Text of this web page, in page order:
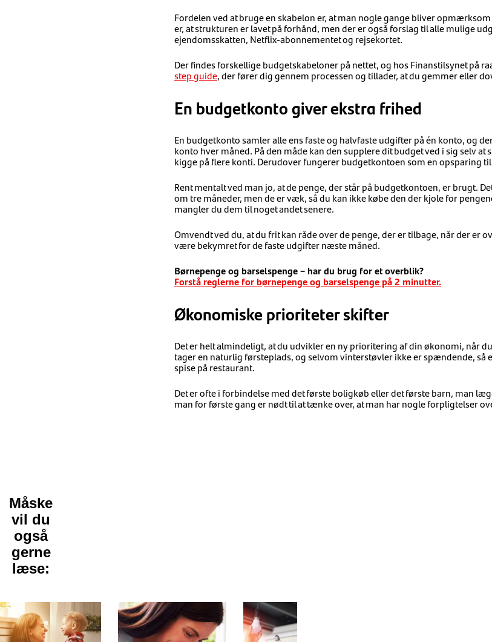
Fordelen ved at bruge en skabelon er, at man nogle gange bliver
er, at strukturen er lavet på forhånd, men der er også forslag til alle mulige
ejendomsskatten, Netflix-abonnementet og rejsekortet.
Der findes forskellige budgetskabeloner på nettet, og hos Finanstilsynet på
step guide, der fører dig gennem processen og tillader, at du gemmer eller
En budgetkonto giver ekstra frihed
En budgetkonto samler alle ens faste og halvfaste udgifter på én konto, og
konto hver måned. På den måde kan den supplere dit budget ved i sig selv at
kigge på flere konti. Derudover fungerer budgetkontoen som en opsparing
Rent mentalt ved man jo, at de penge, der står på budgetkontoen, er brugt.
om tre måneder, men de er væk, så du kan ikke købe den der kjole for
mangler du dem til noget andet senere.
Omvendt ved du, at du frit kan råde over de penge, der er tilbage, når der er
være bekymret for de faste udgifter næste måned.
Børnepenge og barselspenge – har du brug for et overblik?
Forstå reglerne for børnepenge og barselspenge på 2 minutter.
Økonomiske prioriteter skifter
Det er helt almindeligt, at du udvikler en ny prioritering af din økonomi, når
tager en naturlig førsteplads, og selvom vinterstøvler ikke er spændende, så
spise på restaurant.
Det er ofte i forbindelse med det første boligkøb eller det første barn, man
man for første gang er nødt til at tænke over, at man har nogle forpligtelser
Måske
vil du
også
gerne
læse: